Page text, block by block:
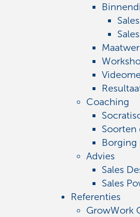
Coaching
Soorten
Borging
Advies
Sales
Sales
Referenties
GrowWork